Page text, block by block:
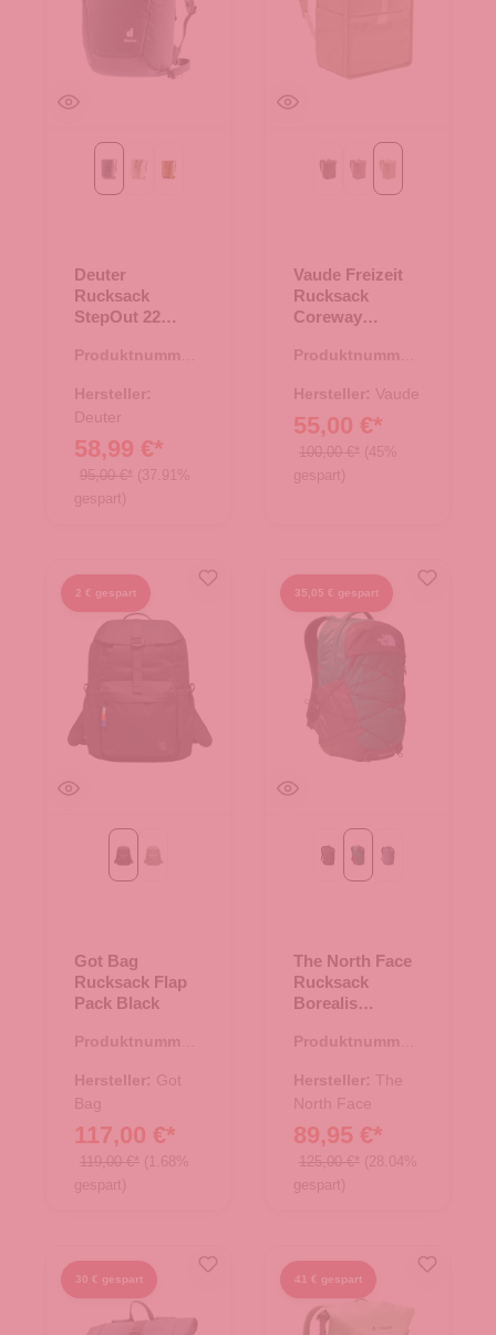
Black bone-desert
kelp-nori
Deuter
Rucksack
StepOut 22
Produktnummer:
Hersteller:
Deuter
58,99 €*
95,00 €* (37.91%
gespart)
khakililac dusk
Vaude Freizeit
Rucksack
Coreway
Produktnummer:
Hersteller: Vaude
55,00 €*
100,00 €* (45%
gespart)
2 € gespart
Blackbass
Got Bag
Rucksack Flap
Pack Black
Produktnummer:
Hersteller: Got
Bag
117,00 €*
119,00 €* (1.68%
gespart)
35,05 € gespart
Asphalt Grey Light
Evergreen-TNF Black
TNF Granite
The North Face
Rucksack
Borealis
Black
Produktnummer:
Hersteller: The
North Face
89,95 €*
125,00 €* (28.04%
gespart)
30 € gespart 41 € gespart